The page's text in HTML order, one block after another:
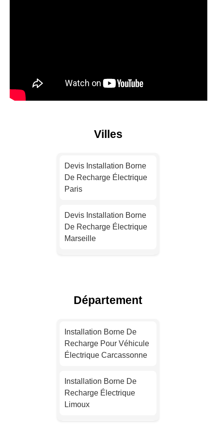
Villes
Devis Installation Borne
De Recharge Électrique
Paris
Devis Installation Borne
De Recharge Électrique
Marseille
Toulouse
Électrique Nice
Département
Installation Borne De
Recharge Pour Véhicule
Électrique Carcassonne
Installation Borne De
Recharge Électrique
Limoux